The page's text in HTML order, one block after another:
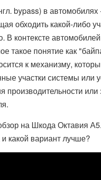
bypass) в автомобилях
обходить какой-либо
В контексте
такое понятие как
к механизму,
участки системы или
производительности
на Шкода Октавия
какой вариант лучше?